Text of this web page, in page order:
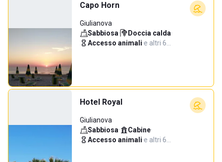
Capo Horn
Giulianova
Sabbiosa· Doccia calda·
Accesso animali·e altri 6…
Hotel Royal
Giulianova
Sabbiosa· Cabine·
Accesso animali·e altri 6…